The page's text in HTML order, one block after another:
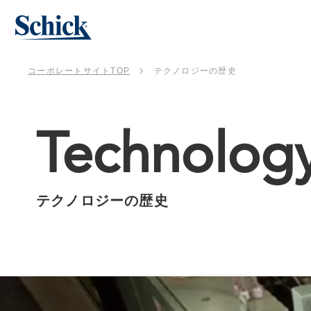
コーポレートサイトTOP テクノロジーの歴史
テクノロジーの歴史